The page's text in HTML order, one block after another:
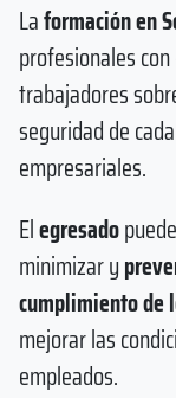
Laformación en
profesionales
trabajadores
seguridad de
empresariales.
Elegresado
minimizar y
cumplimiento de
mejorar las
empleados.